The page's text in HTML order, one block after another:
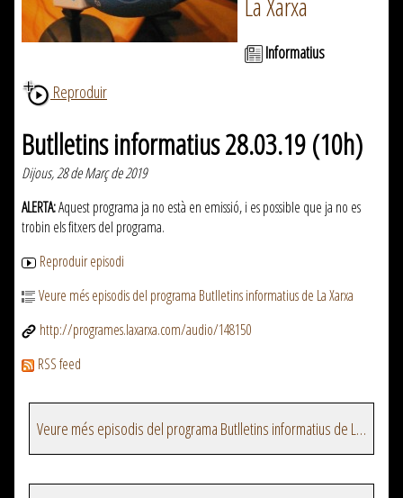
Informatius
Reproduir
Butlletins informatius 28.03.19 (10h)
Dijous, 28 de Març de 2019
ALERTA:Aquest programa ja no està en emissió, i es possible que ja no es
trobin els fitxers del programa.
Reproduir episodi
Veure més episodis del programa Butlletins informatius de La Xarxa
http://programes.laxarxa.com/audio/148150
RSS feed
Veure més episodis del programa Butlletins informatius de La Xarxa